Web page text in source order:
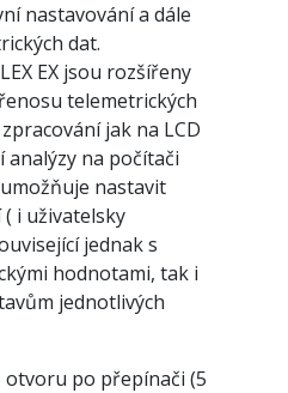
nastavování a dále
dat.
EX jsou rozšířeny
telemetrických
jak na LCD
analýzy na počítači
nastavit
i uživatelsky
jednak s
hodnotami, tak i
jednotlivých
po přepínači (5